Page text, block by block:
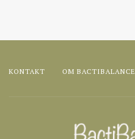
KONTAKT OM BACTIBALANCE